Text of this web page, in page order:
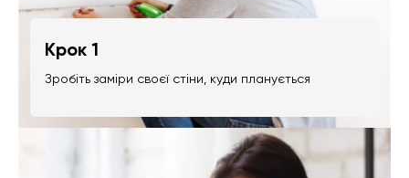
Крок 1
Зробіть заміри своєї стіни, куди планується